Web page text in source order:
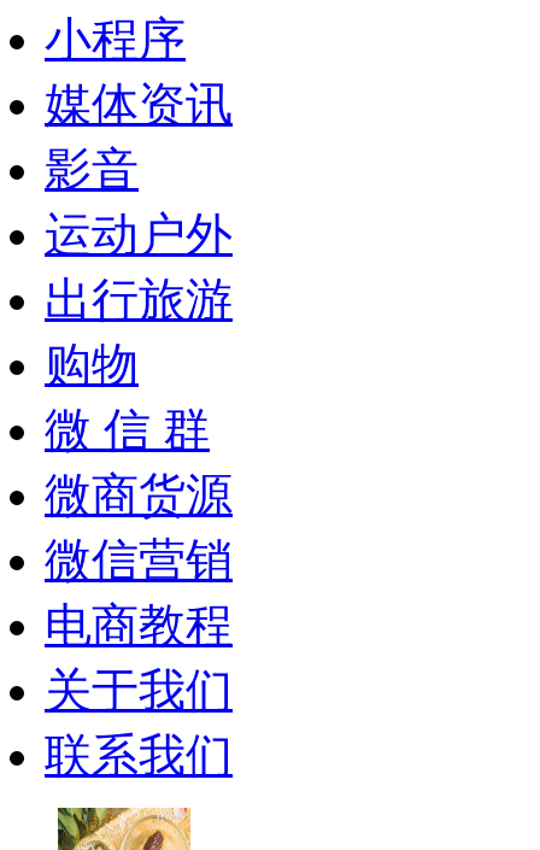
小程序
媒体资讯
影音
运动户外
出行旅游
购物
微 信 群
微商货源
微信营销
电商教程
关于我们
联系我们